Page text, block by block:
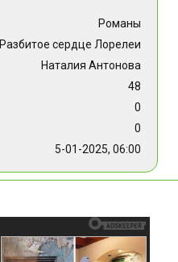
Романы
Разбитое сердце Лорелеи
Hаталия Антонова
48
0
0
5-01-2025, 06:00